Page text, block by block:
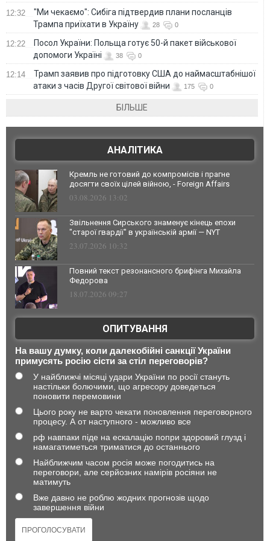
12:32
"Ми чекаємо": Сибіга підтвердив плани посланців
Трампа приїхати в Україну
28 0
12:22
Посол України: Польща готує 50-й пакет військової
допомоги Україні
38 0
12:14
Трамп заявив про підготовку США до наймасштабнішої
атаки з часів Другої світової війни
175 0
БІЛЬШЕ
АНАЛІТИКА
Кремль не готовий до компромісів і прагне
досягти своїх цілей війною, - Foreign Affairs
03.08.2026 13:02
Звільнення Сирського знаменує кінець епохи
"старої гвардії" в українській армії — NYT
23.07.2026 10:32
Повний текст резонансного брифінга Михайла
Федорова
18.07.2026 09:27
ОПИТУВАННЯ
На вашу думку, коли далекобійні санкції України
примусять росію сісти за стіл переговорів?
У найближчі місяці удари України по росії стануть
настільки болючими, що агресору доведеться
поновити перемовини
Цього року не варто чекати поновлення переговорного
процесу. А от наступного - можливо все
рф навпаки піде на ескалацію попри здоровий глузд і
намагатиметься триматися до останнього
Найближчим часом росія може погодитись на
переговори, але серйозних намірів росіяни не
матимуть
Вже давно не роблю жодних прогнозів щодо
завершення війни